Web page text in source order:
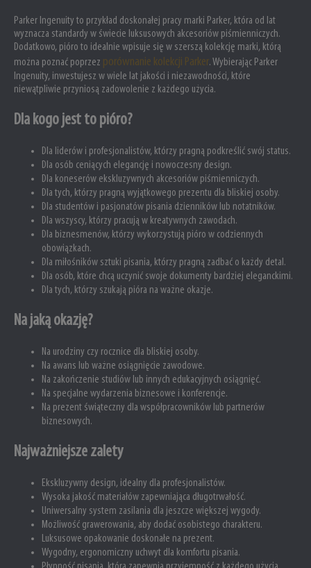
Parker Ingenuity to przykład doskonałej pracy marki Parker, która od lat
wyznacza standardy w świecie luksusowych akcesoriów piśmienniczych.
Dodatkowo, pióro to idealnie wpisuje się w szerszą kolekcję marki, którą
można poznać poprzez porównanie kolekcji Parker. Wybierając Parker
Ingenuity, inwestujesz w wiele lat jakości i niezawodności, które
niewątpliwie przyniosą zadowolenie z każdego użycia.
Dla kogo jest to pióro?
Dla liderów i profesjonalistów, którzy pragną podkreślić swój status.
Dla osób ceniących elegancję i nowoczesny design.
Dla koneserów ekskluzywnych akcesoriów piśmienniczych.
Dla tych, którzy pragną wyjątkowego prezentu dla bliskiej osoby.
Dla studentów i pasjonatów pisania dzienników lub notatników.
Dla wszyscy, którzy pracują w kreatywnych zawodach.
Dla biznesmenów, którzy wykorzystują pióro w codziennych
obowiązkach.
Dla miłośników sztuki pisania, którzy pragną zadbać o każdy detal.
Dla osób, które chcą uczynić swoje dokumenty bardziej eleganckimi.
Dla tych, którzy szukają pióra na ważne okazje.
Na jaką okazję?
Na urodziny czy rocznice dla bliskiej osoby.
Na awans lub ważne osiągnięcie zawodowe.
Na zakończenie studiów lub innych edukacyjnych osiągnięć.
Na specjalne wydarzenia biznesowe i konferencje.
Na prezent świąteczny dla współpracowników lub partnerów
biznesowych.
Najważniejsze zalety
Ekskluzywny design, idealny dla profesjonalistów.
Wysoka jakość materiałów zapewniająca długotrwałość.
Uniwersalny system zasilania dla jeszcze większej wygody.
Możliwość grawerowania, aby dodać osobistego charakteru.
Luksusowe opakowanie doskonałe na prezent.
Wygodny, ergonomiczny uchwyt dla komfortu pisania.